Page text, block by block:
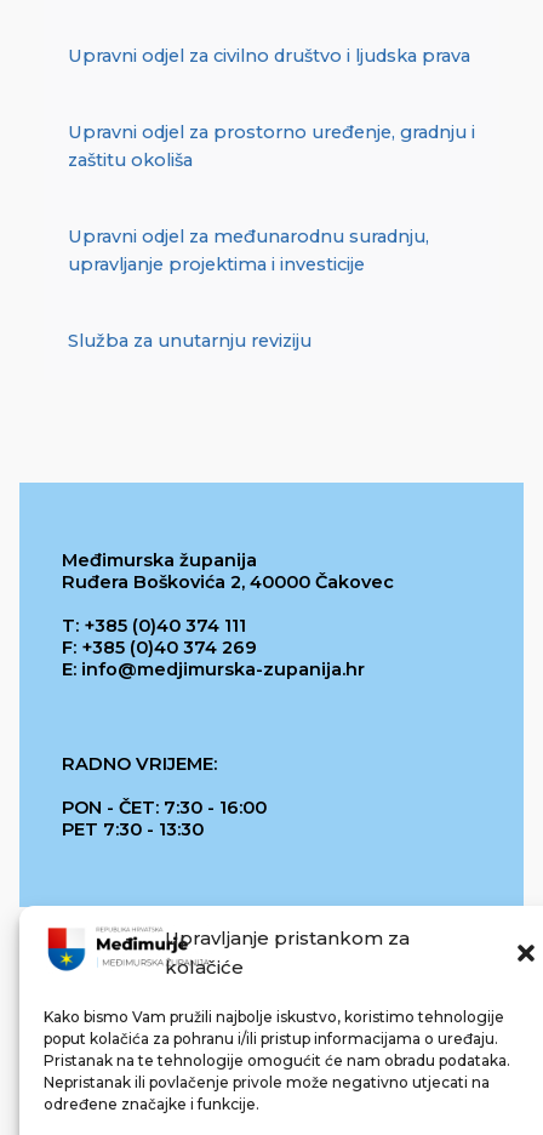
Upravljanje pristankom za
kolačiće
Kako bismo Vam pružili najbolje iskustvo, koristimo tehnologije
poput kolačića za pohranu i/ili pristup informacijama o uređaju.
Pristanak na te tehnologije omogućit će nam obradu podataka.
Nepristanak ili povlačenje privole može negativno utjecati na
određene značajke i funkcije.
Upravni odjel za civilno društvo i ljudska prava
Upravni odjel za prostorno uređenje, gradnju i
zaštitu okoliša
Upravni odjel za međunarodnu suradnju,
upravljanje projektima i investicije
Služba za unutarnju reviziju
Međimurska županija
Ruđera Boškovića 2, 40000 Čakovec
T: +385 (0)40 374 111
F: +385 (0)40 374 269
E: info@medjimurska-zupanija.hr
RADNO VRIJEME:
PON - ČET: 7:30 - 16:00
PET 7:30 - 13:30
REPUBLIKA HRVATSKA